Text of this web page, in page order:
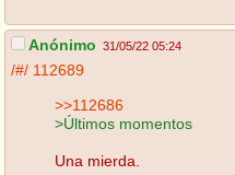
Anónimo 31/05/22 05:24
/#/ 112689
>>112686
>Últimos momentos
Una mierda.